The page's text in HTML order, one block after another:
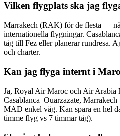
Vilken flygplats ska jag
Marrakech (RAK) för de flesta —
internationella flygningar.
tåg till Fez eller planerar rundresa.
och charter.
Kan jag flyga internt i
Ja, Royal Air Maroc och Air Arabia
Casablanca–Ouarzazate,
MAD enkel väg. Kan spara en hel
timme flyg vs 7 timmar tåg).